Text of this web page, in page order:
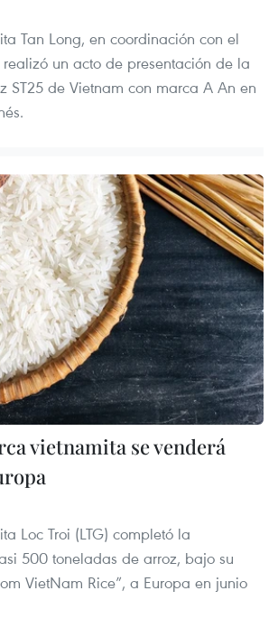
Tan Long, en coordinación con el
un acto de presentación de la
ST25 de Vietnam con marca A An en
vietnamita se venderá
Loc Troi (LTG) completó la
500 toneladas de arroz, bajo su
VietNam Rice”, a Europa en junio